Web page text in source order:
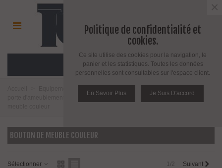
MENU
BOUTON DE MEUBLE COULEUR
Sélectionner 1/2 Suivant
Politique de confidentialité et
cookies.
Ce site utilise des cookies pour la navigation, le
panier et les statistiques. Toutes les données
personnelles sont consultables sur l'espace client.
En Savoir Plus Je Suis D'accord